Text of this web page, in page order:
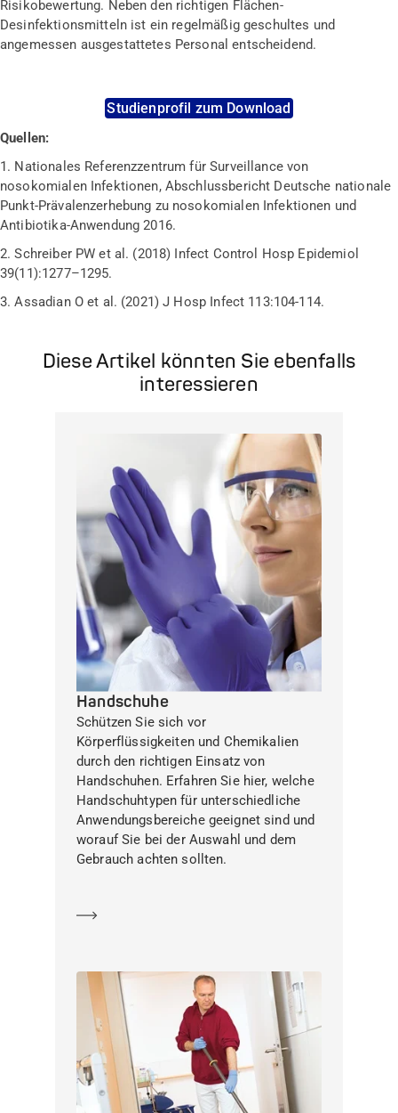
Risikobewertung. Neben den richtigen Flächen-
Desinfektionsmitteln ist ein regelmäßig geschultes und
angemessen ausgestattetes Personal entscheidend.
Studienprofil zum Download
Quellen:
1. Nationales Referenzzentrum für Surveillance von
nosokomialen Infektionen, Abschlussbericht Deutsche nationale
Punkt-Prävalenzerhebung zu nosokomialen Infektionen und
Antibiotika-Anwendung 2016.
2. Schreiber PW et al. (2018) Infect Control Hosp Epidemiol
39(11):1277–1295.
3. Assadian O et al. (2021) J Hosp Infect 113:104-114.
Diese Artikel könnten Sie ebenfalls
interessieren
Handschuhe
Schützen Sie sich vor
Körperflüssigkeiten und Chemikalien
durch den richtigen Einsatz von
Handschuhen. Erfahren Sie hier, welche
Handschuhtypen für unterschiedliche
Anwendungsbereiche geeignet sind und
worauf Sie bei der Auswahl und dem
Gebrauch achten sollten.